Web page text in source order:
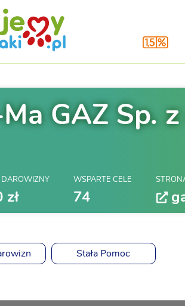
GAZ Sp.
zł
WSPARTE CELE
74
Stała Pomoc